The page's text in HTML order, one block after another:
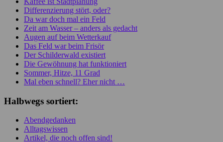
Differenzierung stört, oder?
Da war doch mal ein Feld
Zeit am Wasser – anders als gedacht
Augen auf beim Wetterkauf
Das Feld war beim Frisör
Der Schilderwald existiert
Die Gewöhnung hat funktioniert
Sommer, Hitze, 11 Grad
Mal eben schnell? Eher nicht …
Halbwegs sortiert:
Abendgedanken
Alltagswissen
Artikel, die noch offen sind!